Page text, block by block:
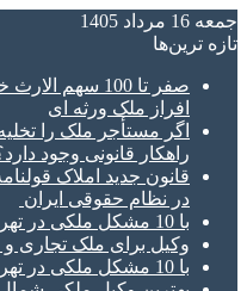
جمعه 16 مرداد 1405
تازه‌ ترین‌ها
صفر تا 100
افراز ملک ورثه ای
اگر مستأجر ملک را
راهکار قانونی وجود
قانون جدید املاک
در نظام حقوقی ایران
با 10 مشکل ملکی در تهران آشنا شوید | راه حل‌ها کدامند؟
وکیل برای ملک تجاری
با 10 مشکل ملکی در تهران آشنا شوید | راه حل‌ها کدامند؟